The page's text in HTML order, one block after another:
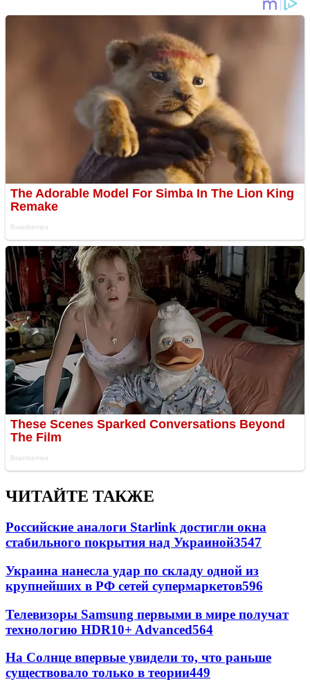
ЧИТАЙТЕ ТАКЖЕ
Российские аналоги Starlink достигли окна
стабильного покрытия над Украиной3547
Украина нанесла удар по складу одной из
крупнейших в РФ сетей супермаркетов596
Телевизоры Samsung первыми в мире получат
технологию HDR10+ Advanced564
На Солнце впервые увидели то, что раньше
существовало только в теории449